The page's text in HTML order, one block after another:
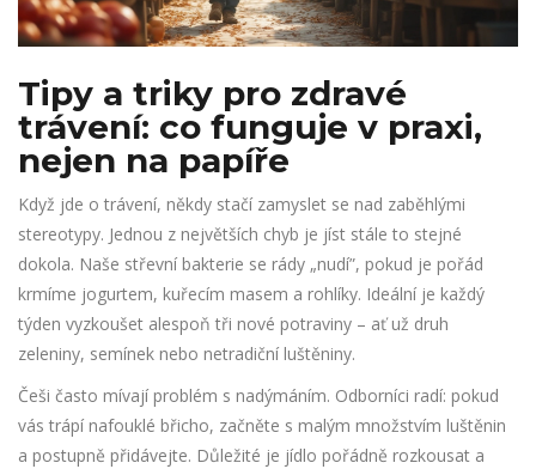
Tipy a triky pro zdravé
trávení: co funguje v praxi,
nejen na papíře
Když jde o trávení, někdy stačí zamyslet se nad zaběhlými
stereotypy. Jednou z největších chyb je jíst stále to stejné
dokola. Naše střevní bakterie se rády „nudí”, pokud je pořád
krmíme jogurtem, kuřecím masem a rohlíky. Ideální je každý
týden vyzkoušet alespoň tři nové potraviny – ať už druh
zeleniny, semínek nebo netradiční luštěniny.
Češi často mívají problém s nadýmáním. Odborníci radí: pokud
vás trápí nafouklé břicho, začněte s malým množstvím luštěnin
a postupně přidávejte. Důležité je jídlo pořádně rozkousat a